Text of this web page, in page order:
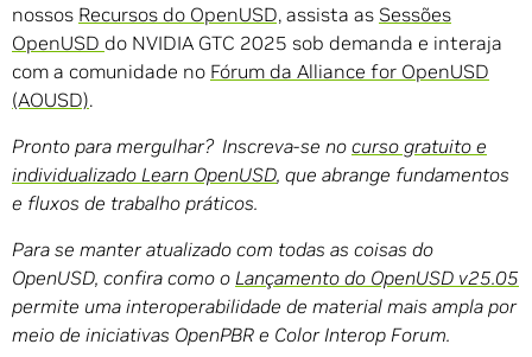
nossos Recursos do OpenUSD, assista as Sessões
OpenUSD do NVIDIA GTC 2025 sob demanda e interaja
com a comunidade no Fórum da Alliance for OpenUSD
(AOUSD).
Pronto para mergulhar? Inscreva-se no curso gratuito e
individualizado Learn OpenUSD, que abrange fundamentos
e fluxos de trabalho práticos.
Para se manter atualizado com todas as coisas do
OpenUSD, confira como o Lançamento do OpenUSD v25.05
permite uma interoperabilidade de material mais ampla por
meio de iniciativas OpenPBR e Color Interop Forum.